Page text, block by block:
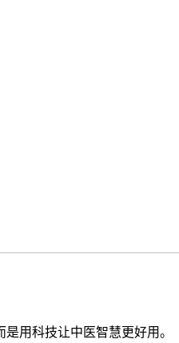
用科技让中医智慧更好用。